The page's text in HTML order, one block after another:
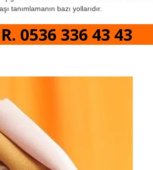
tanımlamanın bazı yollarıdır.
0536 336 43 43